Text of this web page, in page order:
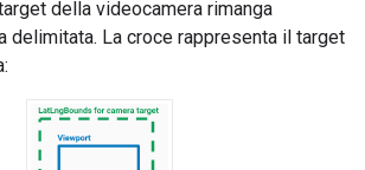
della videocamera rimanga
delimitata. La croce rappresenta il target